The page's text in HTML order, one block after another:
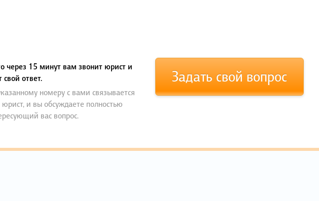
через 15 минут вам звонит юрист и
свой ответ.
номеру с вами связывается
и вы обсуждаете полностью
вас вопрос.
Задать свой вопрос